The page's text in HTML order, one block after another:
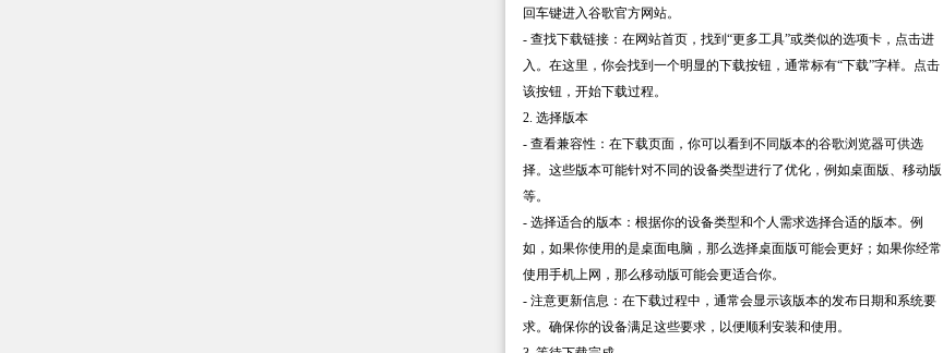
回车键进入谷歌官方网站。
- 查找下载链接：在网站首页，找到“更多工具”或类似的选项卡，点击进
入。在这里，你会找到一个明显的下载按钮，通常标有“下载”字样。点击
该按钮，开始下载过程。
2. 选择版本
- 查看兼容性：在下载页面，你可以看到不同版本的谷歌浏览器可供选
择。这些版本可能针对不同的设备类型进行了优化，例如桌面版、移动版
等。
- 选择适合的版本：根据你的设备类型和个人需求选择合适的版本。例
如，如果你使用的是桌面电脑，那么选择桌面版可能会更好；如果你经常
使用手机上网，那么移动版可能会更适合你。
- 注意更新信息：在下载过程中，通常会显示该版本的发布日期和系统要
求。确保你的设备满足这些要求，以便顺利安装和使用。